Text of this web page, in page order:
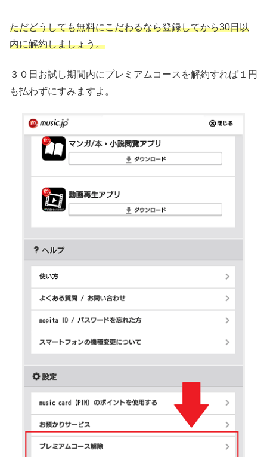
ただどうしても無料にこだわるなら登録してから30日以
内に解約しましょう。
３０日お試し期間内にプレミアムコースを解約すれば１円
も払わずにすみますよ。